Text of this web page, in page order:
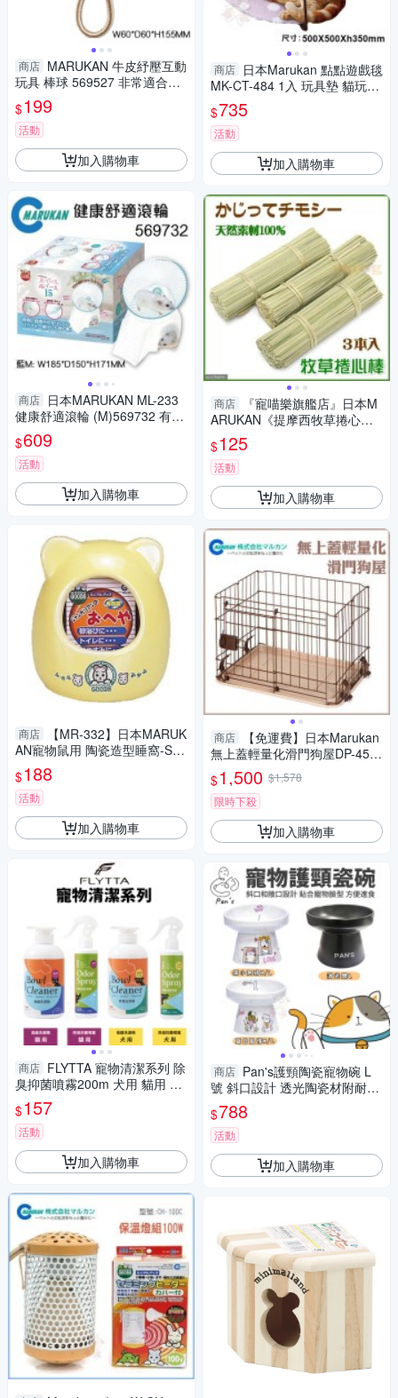
商店 MARUKAN 牛皮紓壓互動
玩具 棒球 569527 非常適合超
小型和小型犬與主人互動『寵
喵樂旗艦店』
$199
活動
加入購物車
商店 日本MARUKAN ML-233
健康舒適滾輪 (M)569732 有效
利用下方空間作為房屋『寵喵
樂旗艦店』
$609
活動
加入購物車
商店
【MR-332】日本MARUK
AN寵物鼠用 陶瓷造型睡窩-S
『寵喵樂旗艦店』
$188
活動
加入購物車
商店 FLYTTA 寵物清潔系列 除
臭抑菌噴霧200m 犬用 貓用 台
灣製『寵喵樂旗艦店』
$157
活動
加入購物車
商店 日本Marukan 點點遊戲毯
MK-CT-484 1入 玩具墊 貓玩具
『寵喵樂旗艦店』
$735
活動
加入購物車
商店
『寵喵樂旗艦店』日本M
ARUKAN《提摩西牧草捲心棒3
入》兔子可以邊磨牙邊吃牧草
MR-609
$125
活動
加入購物車
商店
【免運費】日本Marukan
無上蓋輕量化滑門狗屋DP-457-
S號『寵喵樂旗艦店』
$1,500 $1,578
限時下殺
加入購物車
商店 Pan's護頸陶瓷寵物碗 L
號 斜口設計 透光陶瓷材附耐熱
止滑餐墊 犬貓餐碗『寵喵樂旗
艦店』
$788
活動
加入購物車